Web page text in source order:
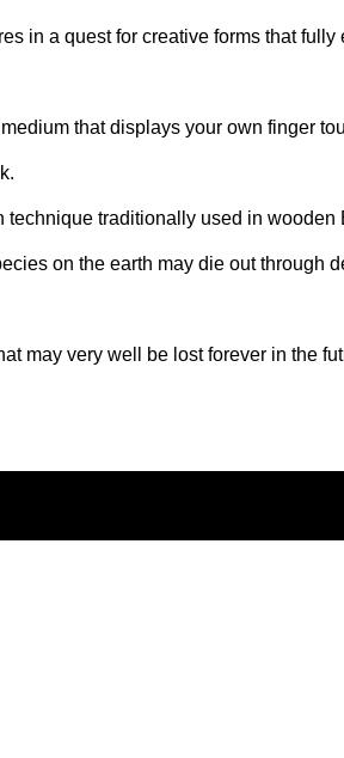
in a quest for creative forms that fully
that displays your own finger
traditionally used in wooden
on the earth may die out through
may very well be lost forever in the